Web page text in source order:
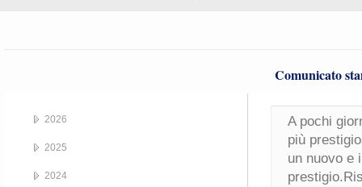
Comunicato
A pochi
più
un nuovo e
2026
2025
2024